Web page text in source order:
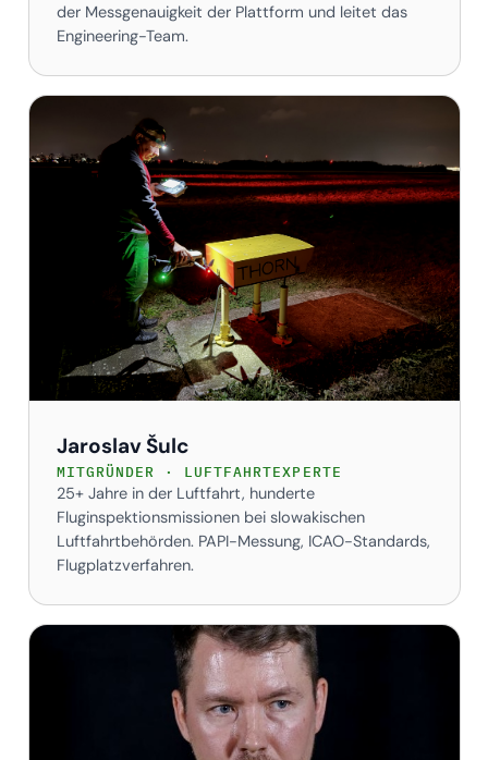
der Messgenauigkeit der Plattform und leitet das
Engineering-Team.
Jaroslav Šulc
MITGRÜNDER · LUFTFAHRTEXPERTE
25+ Jahre in der Luftfahrt, hunderte
Fluginspektionsmissionen bei slowakischen
Luftfahrtbehörden. PAPI-Messung, ICAO-Standards,
Flugplatzverfahren.